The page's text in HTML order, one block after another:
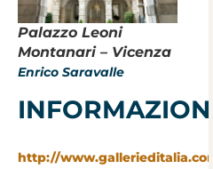
Palazzo Leoni
Montanari – Vicenza
Enrico Saravalle
INFORMAZIONI:
http://www.gallerieditalia.com